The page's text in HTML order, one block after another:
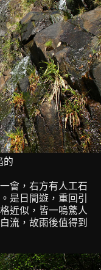
的
會，右方有人工石
是日閒遊，重回引
近似，皆一嗚驚人
流，故雨後值得到